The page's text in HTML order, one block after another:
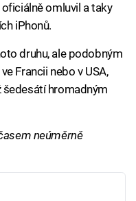
omluvil a taky
iPhonů.
druhu, ale podobným
Francii nebo v USA,
šedesátí hromadným
neúměrně